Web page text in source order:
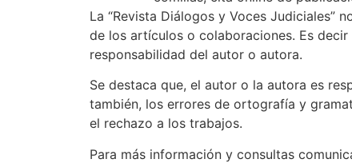
La “Revista Diálogos y Voces Judiciales”
de los artículos o colaboraciones. Es
responsabilidad del autor o autora.
Se destaca que, el autor o la autora es
también, los errores de ortografía y
el rechazo a los trabajos.
Para más información y consultas